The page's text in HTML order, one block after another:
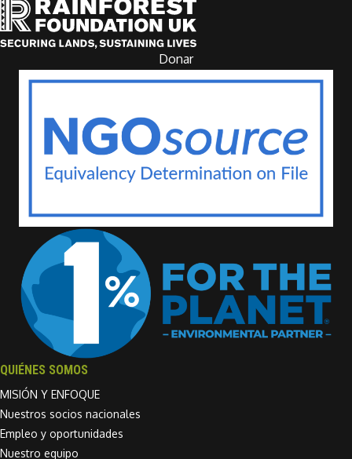
Donar
QUIÉNES SOMOS
MISIÓN Y ENFOQUE
Nuestros socios nacionales
Empleo y oportunidades
Nuestro equipo